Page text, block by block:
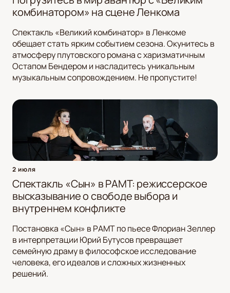
комбинатором» на сцене Ленкома
Спектакль «Великий комбинатор» в Ленкоме
обещает стать ярким событием сезона. Окунитесь в
атмосферу плутовского романа с харизматичным
Остапом Бендером и насладитесь уникальным
музыкальным сопровождением. Не пропустите!
2 июля
Спектакль «Сын» в РАМТ: режиссерское
высказывание о свободе выбора и
внутреннем конфликте
Постановка «Сын» в РАМТ по пьесе Флориан Зеллер
в интерпретации Юрий Бутусов превращает
семейную драму в философское исследование
человека, его идеалов и сложных жизненных
решений.